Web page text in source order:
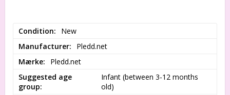
Condition
New
Manufacturer
Pledd.net
Mærke
Pledd.net
Suggested age
group
Infant (between 3-12 months
old)